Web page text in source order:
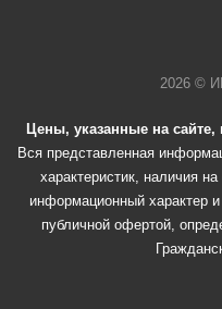
2026 ©
Цены, указанные на
Вся представленная
характеристик, наличия
информационный характер
публичной офертой,